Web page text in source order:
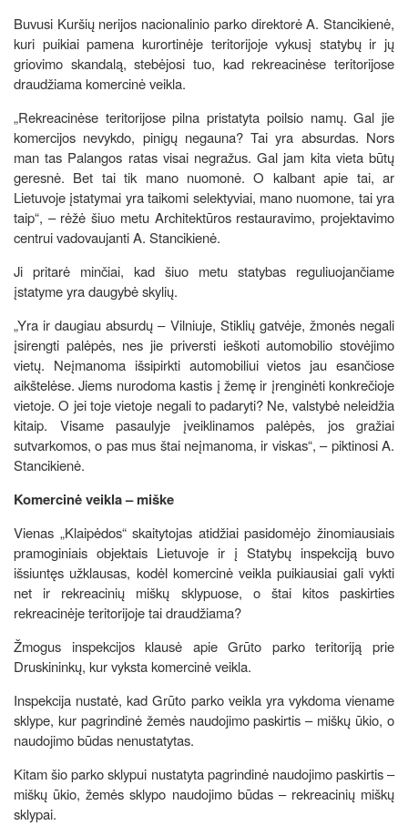
Buvusi Kuršių nerijos nacionalinio parko direktorė A. Stancikienė,
kuri puikiai pamena kurortinėje teritorijoje vykusį statybų ir jų
griovimo skandalą, stebėjosi tuo, kad rekreacinėse teritorijose
draudžiama komercinė veikla.
„Rekreacinėse teritorijose pilna pristatyta poilsio namų. Gal jie
komercijos nevykdo, pinigų negauna? Tai yra absurdas. Nors
man tas Palangos ratas visai negražus. Gal jam kita vieta būtų
geresnė. Bet tai tik mano nuomonė. O kalbant apie tai, ar
Lietuvoje įstatymai yra taikomi selektyviai, mano nuomone, tai yra
taip“, – rėžė šiuo metu Architektūros restauravimo, projektavimo
centrui vadovaujanti A. Stancikienė.
Ji pritarė minčiai, kad šiuo metu statybas reguliuojančiame
įstatyme yra daugybė skylių.
„Yra ir daugiau absurdų – Vilniuje, Stiklių gatvėje, žmonės negali
įsirengti palėpės, nes jie priversti ieškoti automobilio stovėjimo
vietų. Neįmanoma išsipirkti automobiliui vietos jau esančiose
aikštelėse. Jiems nurodoma kastis į žemę ir įrenginėti konkrečioje
vietoje. O jei toje vietoje negali to padaryti? Ne, valstybė neleidžia
kitaip. Visame pasaulyje įveiklinamos palėpės, jos gražiai
sutvarkomos, o pas mus štai neįmanoma, ir viskas“, – piktinosi A.
Stancikienė.
Komercinė veikla – miške
Vienas „Klaipėdos“ skaitytojas atidžiai pasidomėjo žinomiausiais
pramoginiais objektais Lietuvoje ir į Statybų inspekciją buvo
išsiuntęs užklausas, kodėl komercinė veikla puikiausiai gali vykti
net ir rekreacinių miškų sklypuose, o štai kitos paskirties
rekreacinėje teritorijoje tai draudžiama?
Žmogus inspekcijos klausė apie Grūto parko teritoriją prie
Druskininkų, kur vyksta komercinė veikla.
Inspekcija nustatė, kad Grūto parko veikla yra vykdoma viename
sklype, kur pagrindinė žemės naudojimo paskirtis – miškų ūkio, o
naudojimo būdas nenustatytas.
Kitam šio parko sklypui nustatyta pagrindinė naudojimo paskirtis –
miškų ūkio, žemės sklypo naudojimo būdas – rekreacinių miškų
sklypai.